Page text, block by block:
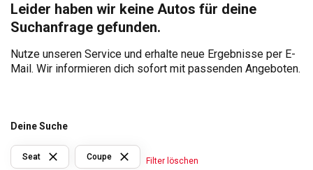
Leider haben wir keine Autos für deine
Suchanfrage gefunden.
Nutze unseren Service und erhalte neue Ergebnisse per E-
Mail. Wir informieren dich sofort mit passenden Angeboten.
Deine Suche
Seat Coupe Filter löschen